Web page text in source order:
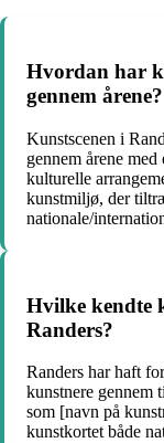
Hvordan har
gennem årene?
Kunstscenen i
gennem årene
kulturelle
kunstmiljø, der
nationale/
Hvilke kendte
Randers?
Randers har haft
kunstnere gennem
som [navn på
kunstkortet både